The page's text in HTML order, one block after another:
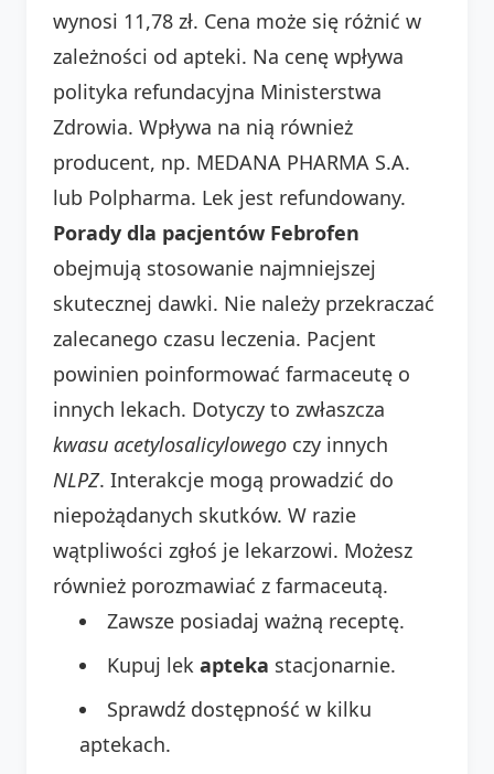
wynosi 11,78 zł. Cena może się różnić w
zależności od apteki. Na cenę wpływa
polityka refundacyjna Ministerstwa
Zdrowia. Wpływa na nią również
producent, np. MEDANA PHARMA S.A.
lub Polpharma. Lek jest refundowany.
Porady dla pacjentów Febrofen
obejmują stosowanie najmniejszej
skutecznej dawki. Nie należy przekraczać
zalecanego czasu leczenia. Pacjent
powinien poinformować farmaceutę o
innych lekach. Dotyczy to zwłaszcza
kwasu acetylosalicylowego czy innych
NLPZ. Interakcje mogą prowadzić do
niepożądanych skutków. W razie
wątpliwości zgłoś je lekarzowi. Możesz
również porozmawiać z farmaceutą.
Zawsze posiadaj ważną receptę.
Kupuj lek apteka stacjonarnie.
Sprawdź dostępność w kilku
aptekach.